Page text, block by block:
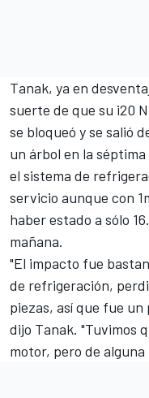
Tanak, ya en
suerte de que su i20
se bloqueó y se salió
un árbol en la
el sistema de
servicio aunque con
haber estado a sólo
mañana.
"El impacto fue
de refrigeración,
piezas, así que fue
dijo Tanak. "Tuvimos
motor, pero de